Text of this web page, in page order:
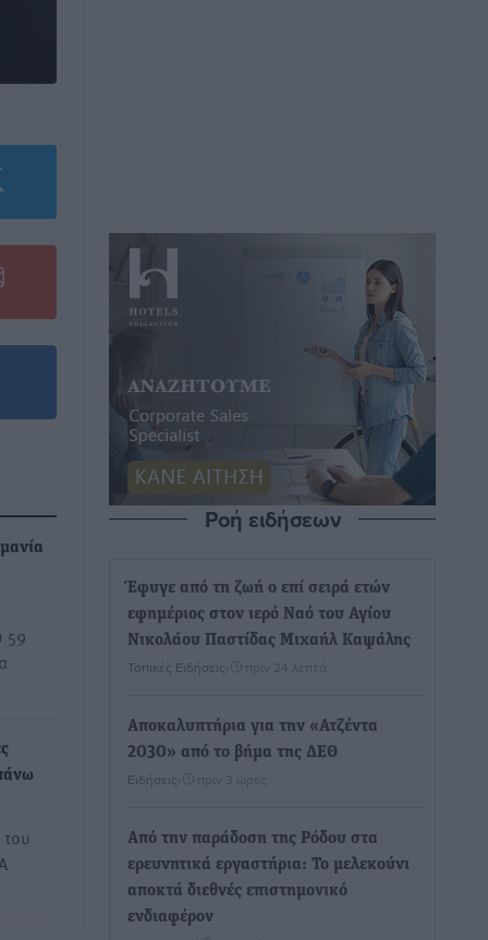
59
Ροή ειδήσεων
Έφυγε από τη ζωή ο επί σειρά ετών
εφημέριος στον ιερό Ναό του Αγίου
Νικολάου Παστίδας Μιχαήλ Καψάλης
Τοπικές Ειδήσεις πριν 24 λεπτά
Αποκαλυπτήρια για την «Ατζέντα
2030» από το βήμα της ΔΕΘ
Ειδήσεις πριν 3 ώρες
Από την παράδοση της Ρόδου στα
ερευνητικά εργαστήρια: Το μελεκούνι
αποκτά διεθνές επιστημονικό
ενδιαφέρον